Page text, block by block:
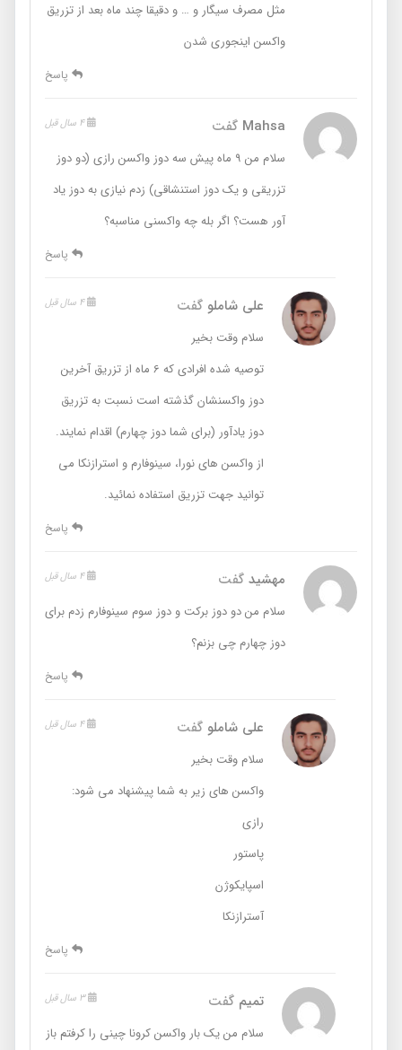
مثل مصرف سیگار و … و دقیقا چند ماه بعد از تزریق
واکسن اینجوری شدن
پاسخ
Mahsa گفت
سلام من ۹ ماه پیش سه دوز واکسن رازی (دو دوز
تزریقی و یک دوز استنشاقی) زدم نیازی به دوز یاد
آور هست؟ اگر بله چه واکسنی مناسبه؟
پاسخ
علی شاملوگفت
سلام وقت بخیر
توصیه شده افرادی که 6 ماه از تزریق آخرین
دوز واکسنشان گذشته است نسبت به تزریق
دوز یادآور (برای شما دوز چهارم) اقدام نمایند.
از واکسن های نورا، سینوفارم و استرازنکا می
توانید جهت تزریق استفاده نمائید.
پاسخ
مهشیدگفت
سلام من دو دوز برکت و دوز سوم سینوفارم زدم برای
دوز چهارم چی بزنم؟
پاسخ
علی شاملوگفت
سلام وقت بخیر
واکسن های زیر به شما پیشنهاد می شود:
پاستور
اسپایکوژن
آسترازنکا
پاسخ
تمیمگفت
سلام من یک بار واکسن کرونا چینی را کرفتم باز